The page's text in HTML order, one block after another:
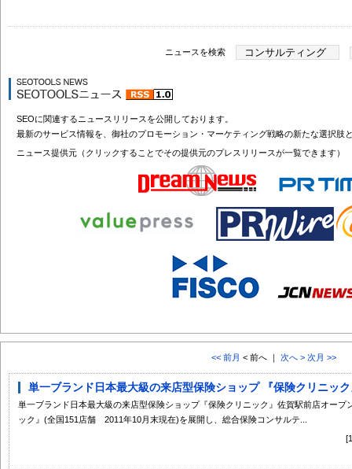
ニュースを検索
SEOに関連するニュースリリースを公開しております。
最新のサービス情報を、御社のプロモーション・マーケティング戦略の新たな選択肢
ニュース提供元（クリックすることでその提供元のプレスリリースが一覧できます）
<< 前月 < 前へ ｜ 次へ > 次月 >>
単一ブランド日本最大級の来店型保険ショップ 『保険クリニッ
単一ブランド日本最大級の来店型保険ショップ『保険クリニック』佐賀駅前店オー
ック』(全国151店舗 2011年10月末現在)を展開し、総合保険コンサルテ...